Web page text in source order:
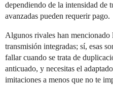
dependiendo de la intensidad de
avanzadas pueden requerir pago.
Algunos rivales han
transmisión integradas; sí, esas
fallar cuando se trata de
anticuado, y necesitas el
imitaciones a menos que no te